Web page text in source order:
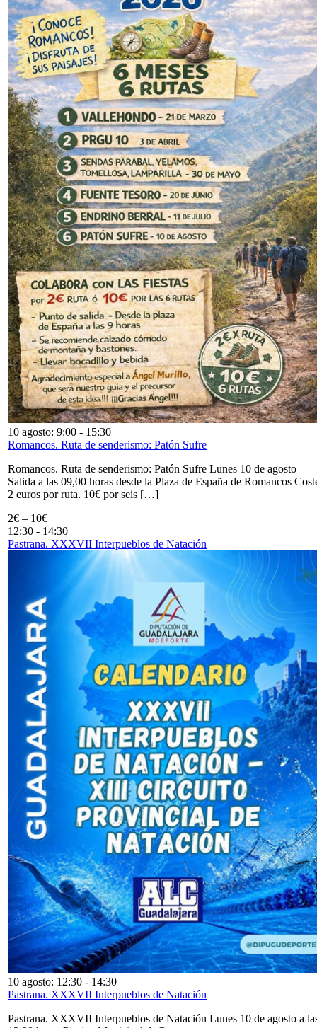
10 agosto: 9:00 - 15:30
Romancos. Ruta de senderismo: Patón Sufre
Romancos. Ruta de senderismo: Patón Sufre Lunes 10 de agosto
Salida a las 09,00 horas desde la Plaza de España de Romancos
2 euros por ruta. 10€ por seis […]
2€ – 10€
12:30 - 14:30
Pastrana. XXXVII Interpueblos de Natación
10 agosto: 12:30 - 14:30
Pastrana. XXXVII Interpueblos de Natación
Pastrana. XXXVII Interpueblos de Natación Lunes 10 de agosto a